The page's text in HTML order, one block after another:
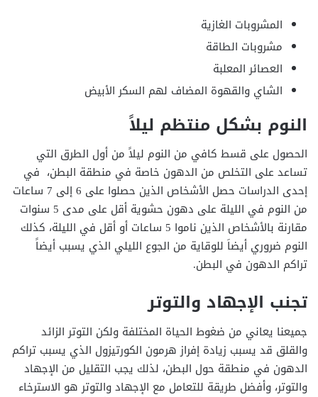
المشروبات الغازية
مشروبات الطاقة
العصائر المعلبة
الشاي والقهوة المضاف لهم السكر الأبيض
النوم بشكل منتظم ليلاً
الحصول على قسط كافي من النوم ليلاً من أول الطرق التي
تساعد على التخلص من الدهون خاصة في منطقة البطن، في
إحدى الدراسات حصل الأشخاص الذين حصلوا على 6 إلى 7 ساعات
من النوم في الليلة على دهون حشوية أقل على مدى 5 سنوات
مقارنة بالأشخاص الذين ناموا 5 ساعات أو أقل في الليلة، كذلك
النوم ضروري أيضاَ للوقاية من الجوع الليلي الذي يسبب أيضاً
تراكم الدهون في البطن.
تجنب الإجهاد والتوتر
جميعنا يعاني من ضغوط الحياة المختلفة ولكن التوتر الزائد
والقلق قد يسبب زيادة إفراز هرمون الكورتيزول الذي يسبب تراكم
الدهون في منطقة حول البطن، لذلك يجب التقليل من الإجهاد
والتوتر، وأفضل طريقة للتعامل مع الإجهاد والتوتر هو الاسترخاء